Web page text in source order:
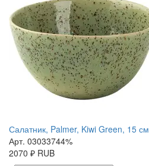
Салатник, Palmer, Kiwi Green, 15 см
Арт. 03033744%
2070 ₽ RUB